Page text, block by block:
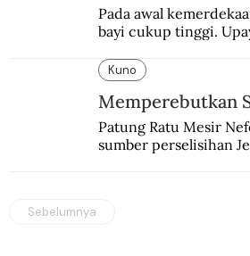
Pada awal
bayi cukup tinggi.
Kuno
Memperebutkan
Patung Ratu Mesir
sumber perselisihan
Sebelumnya